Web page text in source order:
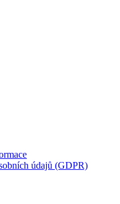
údajů (GDPR)